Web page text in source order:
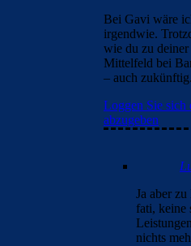
Bei Gavi wäre
irgendwie.
wie du zu
Mittelfeld bei
– auch zukünftig.
Loggen Sie sich
abzugeben
Ja aber
fati, keine
nichts